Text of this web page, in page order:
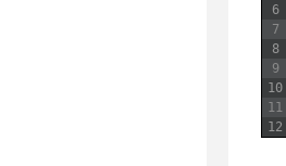
6
7
8
9
10
11
12